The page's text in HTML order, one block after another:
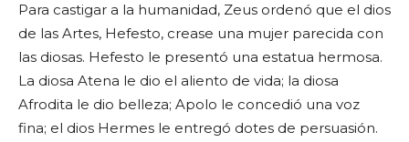
Para castigar a la humanidad, Zeus ordenó que el dios
de las Artes, Hefesto, crease una mujer parecida con
las diosas. Hefesto le presentó una estatua hermosa.
La diosa Atena le dio el aliento de vida; la diosa
Afrodita le dio belleza; Apolo le concedió una voz
fina; el dios Hermes le entregó dotes de persuasión.